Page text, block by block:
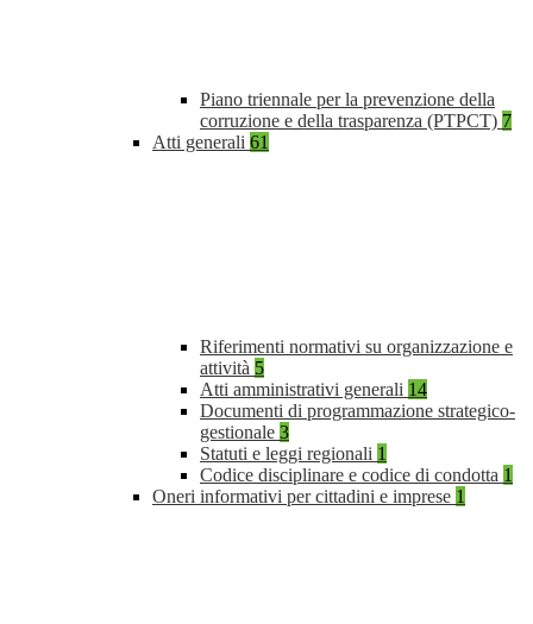
Piano triennale per la prevenzione della
corruzione e della trasparenza (PTPCT) 7
Atti generali 61
Riferimenti normativi su organizzazione e
attività 5
Atti amministrativi generali 14
Documenti di programmazione strategico-
gestionale 3
Statuti e leggi regionali 1
Codice disciplinare e codice di condotta 1
Oneri informativi per cittadini e imprese 1